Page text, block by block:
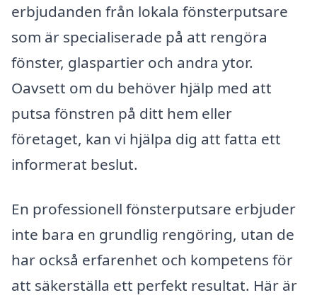
erbjudanden från lokala fönsterputsare
som är specialiserade på att rengöra
fönster, glaspartier och andra ytor.
Oavsett om du behöver hjälp med att
putsa fönstren på ditt hem eller
företaget, kan vi hjälpa dig att fatta ett
informerat beslut.
En professionell fönsterputsare erbjuder
inte bara en grundlig rengöring, utan de
har också erfarenhet och kompetens för
att säkerställa ett perfekt resultat. Här är